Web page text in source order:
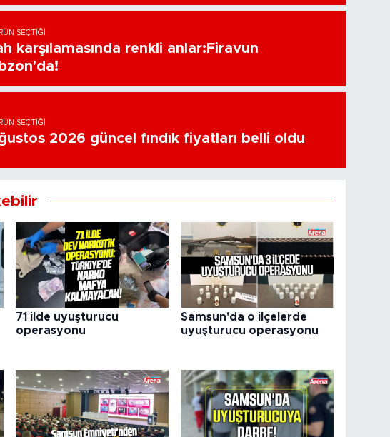
SEÇTIĞI
karşılamasında renkli anlar:Firavun
SEÇTIĞI
2026 güncel fındık fiyatları belli oldu
71 ilde uyuşturucu
operasyonu
Samsun'da o ilçelerde
uyuşturucu operasyonu